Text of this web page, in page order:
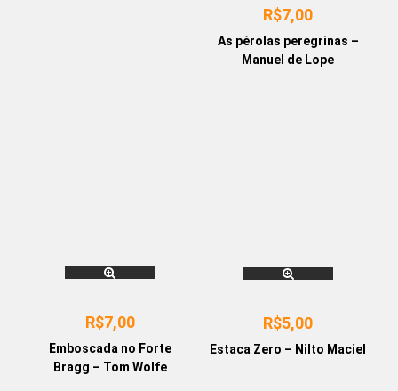
R$7,00
As pérolas peregrinas –
Manuel de Lope
R$7,00
Emboscada no Forte
Bragg – Tom Wolfe
R$5,00
Estaca Zero – Nilto Maciel